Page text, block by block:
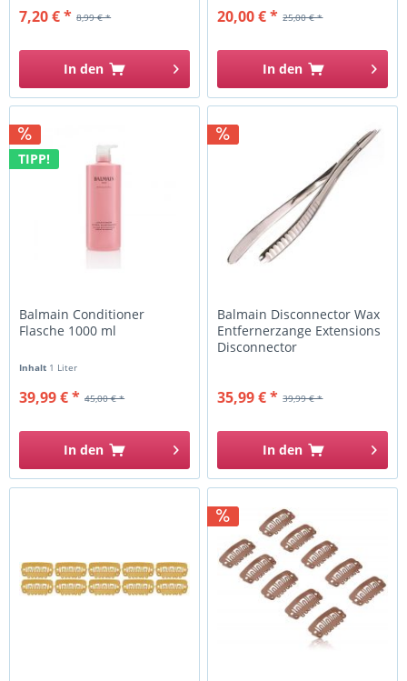
8,99 € *
7,20 € *
In den
25,00 € *
20,00 € *
In den
TIPP!
Balmain Conditioner
Flasche 1000 ml
Inhalt 1 Liter
45,00 € *
39,99 € *
In den
Balmain Disconnector Wax
Entfernerzange Extensions
Disconnector
39,99 € *
35,99 € *
In den